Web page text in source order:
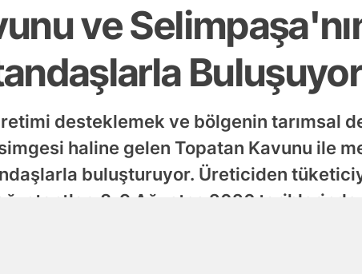
ve
desteklemek ve bölgenin tarımsal
haline gelen Topatan Kavunu ile
buluşturuyor. Üreticiden
stantlar, 8-9 Ağustos 2026